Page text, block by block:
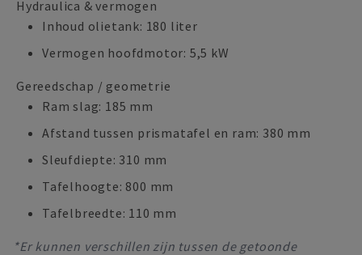
Hydraulica & vermogen
Inhoud olietank: 180 liter
Vermogen hoofdmotor: 5,5 kW
Gereedschap / geometrie
Ram slag: 185 mm
Afstand tussen prismatafel en ram: 380 mm
Sleufdiepte: 310 mm
Tafelhoogte: 800 mm
Tafelbreedte: 110 mm
*Er kunnen verschillen zijn tussen de getoonde